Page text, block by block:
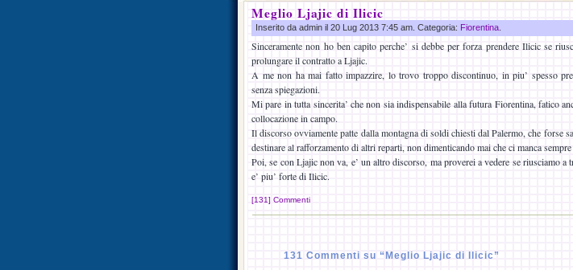
Meglio Ljajic di Ilicic
Inserito da admin il 20 Lug 2013 7:45 am. Categoria: Fiorentina
Sinceramente non ho ben capito perche’ si debbe per forza prendere Ilicic se
prolungare il contratto a Ljajic.
A me non ha mai fatto impazzire, lo trovo troppo discontinuo, in piu’ spesso
senza spiegazioni.
Mi pare in tutta sincerita’ che non sia indispensabile alla futura Fiorentina, fatico
collocazione in campo.
Il discorso ovviamente patte dalla montagna di soldi chiesti dal Palermo, che forse
destinare al rafforzamento di altri reparti, non dimenticando mai che ci manca
Poi, se con Ljajic non va, e’ un altro discorso, ma proverei a vedere se riusciamo a
e’ piu’ forte di Ilicic.
[131] Commenti
131 Commenti su “Meglio Ljajic di Ilicic”